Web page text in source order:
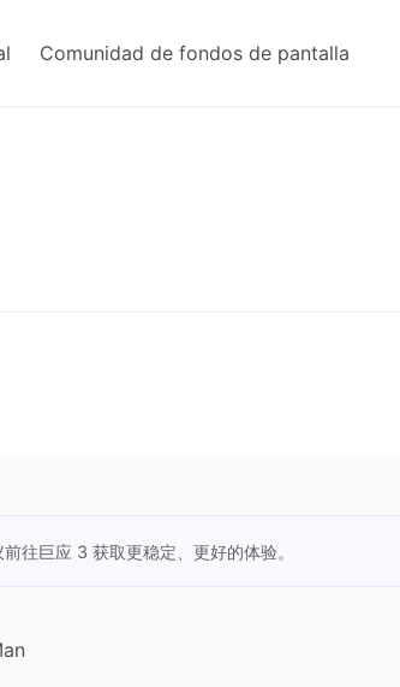
Comunidad de fondos de pantalla
前往巨应 3 获取更稳定、更好的体验。